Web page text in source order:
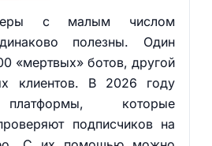
с малым числом
полезны. Один
«мертвых» ботов, другой
клиентов. В 2026 году
которые
подписчиков на